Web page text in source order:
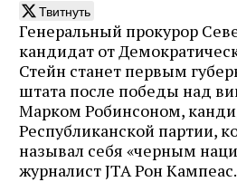
Твитнуть
Генеральный прокурор
кандидат от
Стейн станет первым
штата после победы над
Марком Робинсоном,
Республиканской партии,
называл себя «черным
журналист JTA Рон Кампеас.